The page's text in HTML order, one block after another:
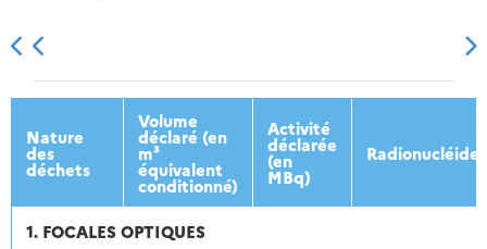
2013 2014 2015 2016
Nature
des
déchets
Volume
déclaré (en
m³
équivalent
conditionné)
Activité
déclarée
(en
MBq)
Radionucléides
1. FOCALES OPTIQUES